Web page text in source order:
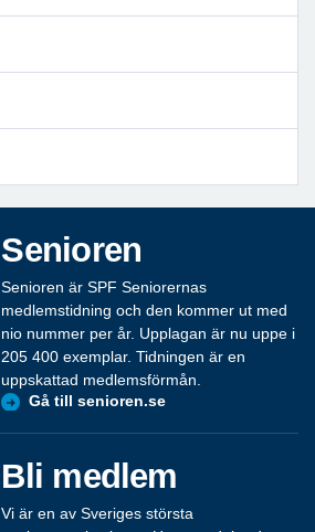
Senioren
Senioren är SPF Seniorernas
medlemstidning och den kommer ut med
nio nummer per år. Upplagan är nu uppe i
205 400 exemplar. Tidningen är en
uppskattad medlemsförmån.
Gå till senioren.se
Bli medlem
Vi är en av Sveriges största